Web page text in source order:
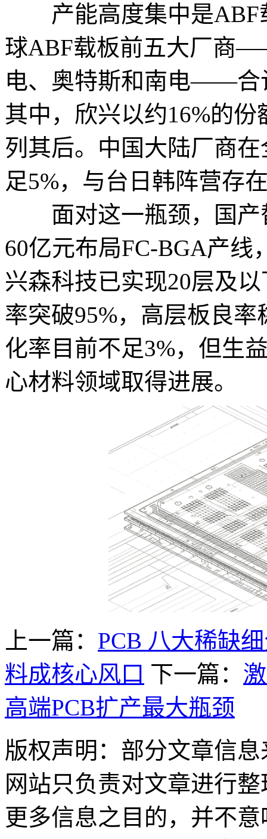
产能高度集中是ABF
球ABF载板前五大厂商
电、奥特斯和南电——合
其中，欣兴以约16%的
列其后。中国大陆厂商
足5%，与台日韩阵营存
面对这一瓶颈，国产
60亿元布局FC-BGA产线
兴森科技已实现20层及
率突破95%，高层板良
化率目前不足3%，但生
心材料领域取得进展。
上一篇： PCB 八大稀缺
料成核心风口 下一篇：
高端PCB扩产最大瓶颈
版权声明：部分文章信
网站只负责对文章进行
更多信息之目的，并不